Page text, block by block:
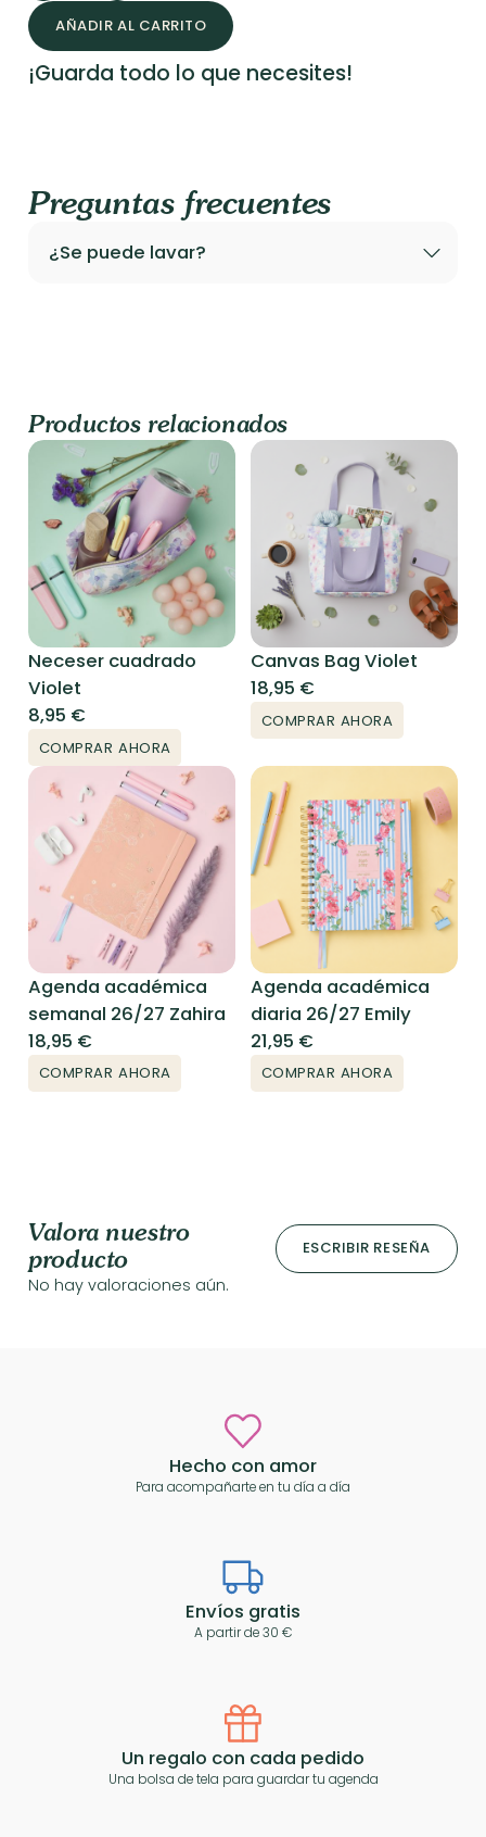
Emily
cantidad
AÑADIR AL CARRITO
¡Guarda todo lo que necesites!
Preguntas frecuentes
¿Se puede lavar?
Productos relacionados
Neceser cuadrado
Violet
8,95 €
COMPRAR AHORA
Canvas Bag Violet
18,95 €
COMPRAR AHORA
Agenda académica
semanal 26/27 Zahira
18,95 €
COMPRAR AHORA
Agenda académica
diaria 26/27 Emily
21,95 €
COMPRAR AHORA
Valora nuestro
producto
ESCRIBIR RESEÑA
No hay valoraciones aún.
Hecho con amor
Para acompañarte en tu día a día
Envíos gratis
A partir de 30 €
Un regalo con cada pedido
Una bolsa de tela para guardar tu agenda